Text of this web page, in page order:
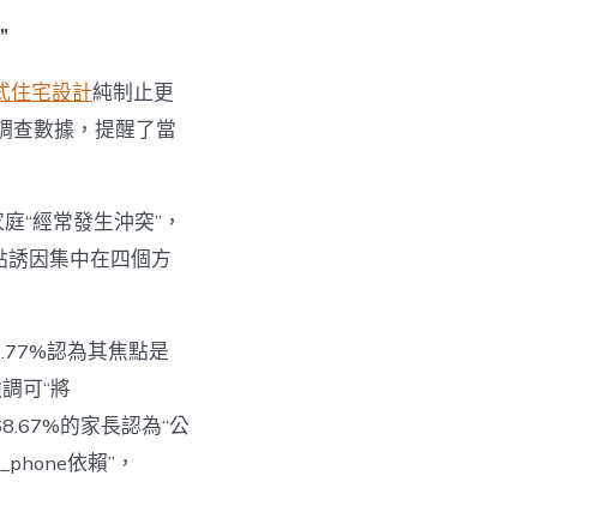
住宅設計純制止更
查數據，提醒了當
“經常發生沖突”，
誘因集中在四個方
認為其焦點是
可“將
的家長認為“公
依賴”，